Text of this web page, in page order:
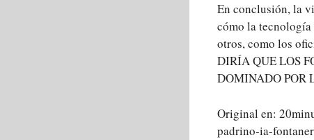
En conclusión, la
cómo la tecnología
otros, como los
DIRÍA QUE LOS
DOMINADO POR
Original en:
padrino-ia-